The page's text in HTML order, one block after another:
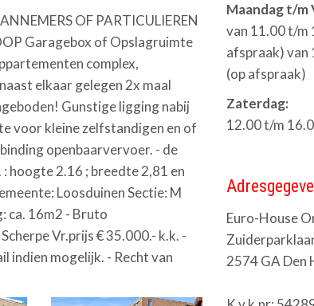
OF PARTICULIEREN
Garagebox of Opslagruimte
complex,
elkaar gelegen 2x maal
Gunstige ligging nabij
voor kleine zelfstandigen en of
openbaarvervoer. - de
hoogte 2.16 ; breedte 2,81 en
Loosduinen Sectie: M
ca. 16m2 - Bruto
Vr.prijs € 35.000.- k.k. -
indien mogelijk. - Recht van
Maandag t/m
van 11.00 t/m
afspraak) van
(op afspraak)
Zaterdag:
12.00 t/m
Euro-House
2574 GA Den